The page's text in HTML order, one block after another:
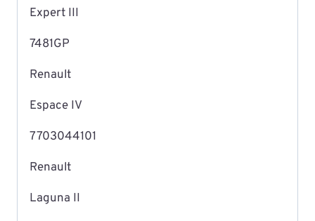
Expert III
7481GP
Renault
Espace IV
7703044101
Renault
Laguna II